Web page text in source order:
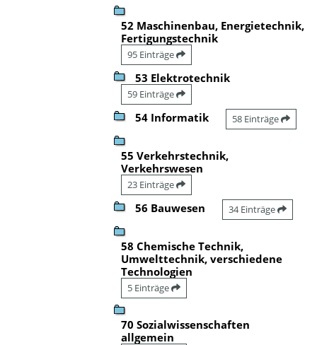
52 Maschinenbau, Energietechnik,
Fertigungstechnik
95 Einträge
53 Elektrotechnik
59 Einträge
54 Informatik 58 Einträge
55 Verkehrstechnik,
Verkehrswesen
23 Einträge
56 Bauwesen 34 Einträge
58 Chemische Technik,
Umwelttechnik, verschiedene
Technologien
5 Einträge
70 Sozialwissenschaften
allgemein